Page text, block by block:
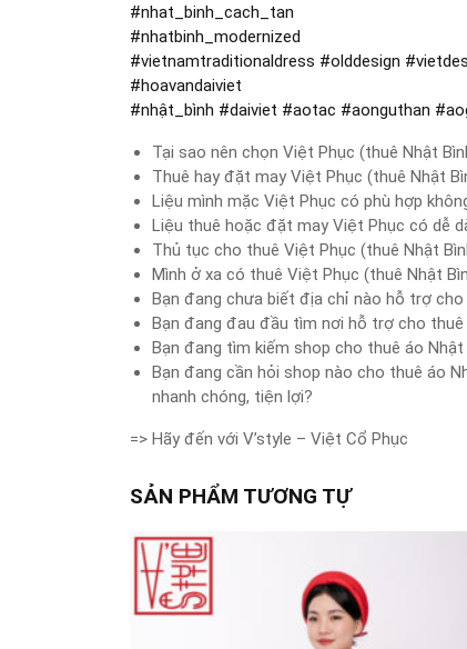
#nhat_binh_cach_tan
#nhatbinh_modernized
#vietnamtraditionaldress #olddesign #
#hoavandaiviet
#nhật_bình #daiviet #aotac #aonguthan #
Tại sao nên chọn Việt Phục (thuê Nhật
Thuê hay đặt may Việt Phục (thuê Nhật
Liệu mình mặc Việt Phục có phù hợp
Liệu thuê hoặc đặt may Việt Phục có dễ
Thủ tục cho thuê Việt Phục (thuê Nhật
Mình ở xa có thuê Việt Phục (thuê Nhật
Bạn đang chưa biết địa chỉ nào hỗ trợ
Bạn đang đau đầu tìm nơi hỗ trợ cho
Bạn đang tìm kiếm shop cho thuê áo
Bạn đang cần hỏi shop nào cho thuê áo
nhanh chóng, tiện lợi?
=> Hãy đến với V’style – Việt Cổ Phục
SẢN PHẨM TƯƠNG TỰ